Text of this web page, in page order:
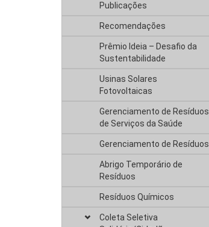
Publicações
Recomendações
Prêmio Ideia – Desafio da
Sustentabilidade
Usinas Solares
Fotovoltaicas
Gerenciamento de Resíduos
de Serviços da Saúde
Gerenciamento de Resíduos
Abrigo Temporário de
Resíduos
Resíduos Químicos
Coleta Seletiva